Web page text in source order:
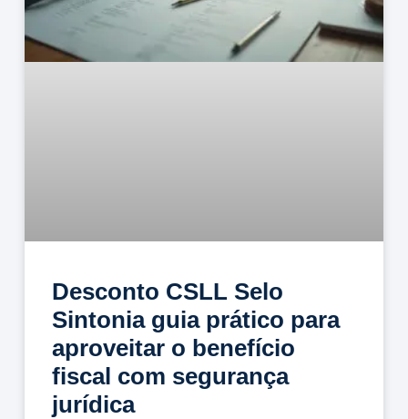
Desconto CSLL Selo
Sintonia guia prático para
aproveitar o benefício
fiscal com segurança
jurídica